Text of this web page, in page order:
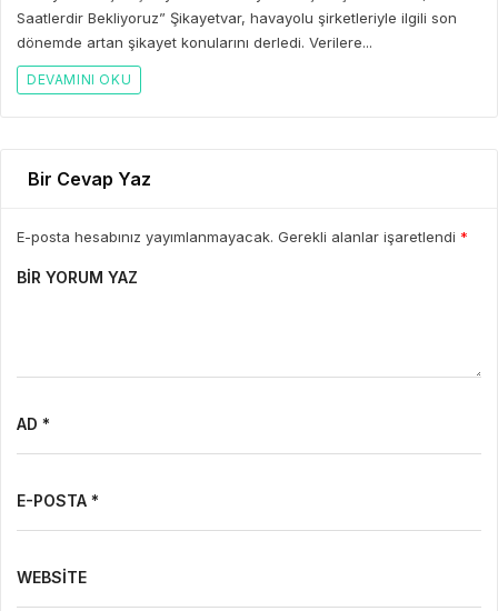
Saatlerdir Bekliyoruz” Şikayetvar, havayolu şirketleriyle ilgili son
dönemde artan şikayet konularını derledi. Verilere...
DEVAMINI OKU
Bir Cevap Yaz
E-posta hesabınız yayımlanmayacak. Gerekli alanlar işaretlendi *
BIR YORUM YAZ
AD *
E-POSTA *
WEBSITE